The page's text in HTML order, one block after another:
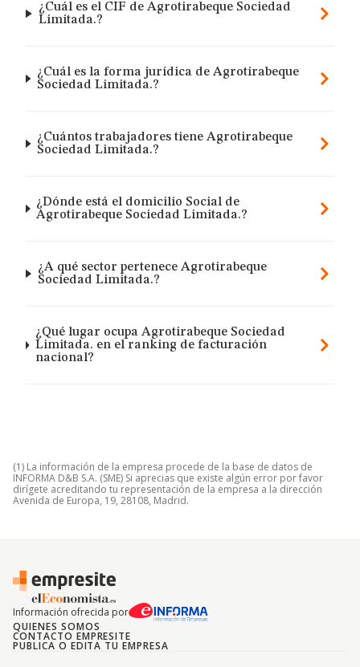
¿Cuál es el CIF de Agrotirabeque Sociedad
Limitada.?
¿Cuál es la forma jurídica de Agrotirabeque
Sociedad Limitada.?
¿Cuántos trabajadores tiene Agrotirabeque
Sociedad Limitada.?
¿Dónde está el domicilio Social de
Agrotirabeque Sociedad Limitada.?
¿A qué sector pertenece Agrotirabeque
Sociedad Limitada.?
¿Qué lugar ocupa Agrotirabeque Sociedad
Limitada. en el ranking de facturación
nacional?
(1) La información de la empresa procede de la base de datos de
INFORMA D&B S.A. (SME) Si aprecias que existe algún error por favor
dirígete acreditando tu representación de la empresa a la dirección
Avenida de Europa, 19, 28108, Madrid.
Información ofrecida por
QUIENES SOMOS
CONTACTO EMPRESITE
PUBLICA O EDITA TU EMPRESA